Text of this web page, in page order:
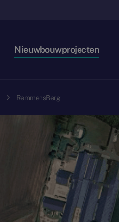
Nieuwbouwprojecten
RemmensBerg